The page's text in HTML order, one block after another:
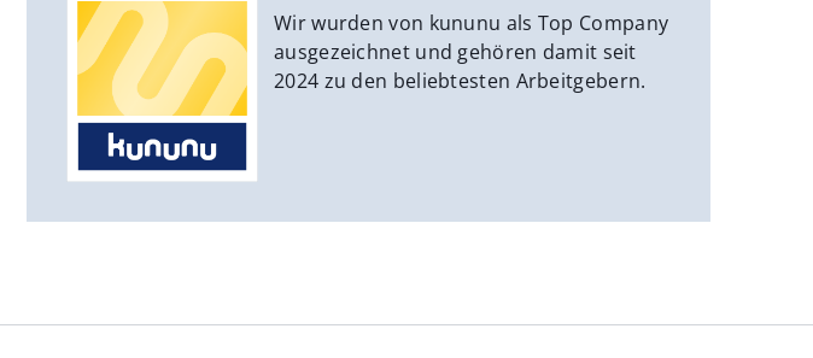
Wir wurden von kununu als Top Company
ausgezeichnet und gehören damit seit
2024 zu den beliebtesten Arbeitgebern.